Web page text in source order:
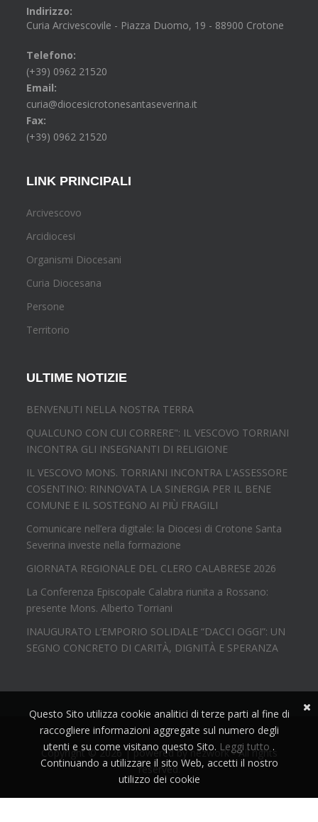
Indirizzo:
Curia Arcivescovile - Piazza Duomo, 19 - 88900 Crotone
Telefono:
(+39) 0962 21520
Email:
curia@diocesicrotonesantaseverina.it
Fax:
(+39) 0962 21520
LINK PRINCIPALI
Arcivescovo
Arcidiocesi
Organismi Diocesani
Curia Diocesana
Persone
Territorio
ULTIME NOTIZIE
BENVENUTI NELLA NOSTRA TERRA
QUALCUNO CON CUI CORRERE": IL VESCOVO TORRIANI
INCONTRA GLI INSEGNANTI DI RELIGIONE
IL VESCOVO MONS. TORRIANI INCONTRA L'ASSESSORE
COSENTINO: RINNOVATA LA SINERGIA PER IL BENE
COMUNE E IL SOSTEGNO AI PIÙ FRAGILI
Comunicare nell’era digitale: la Diocesi di Crotone Santa
Severina investe nella formazione
GIORNATA REGIONALE DEL CLERO CALABRESE 2026
La Conferenza Episcopale Calabra riunita a Rossano:
presente Mons. Alberto Torriani
INAUGURATO L’EMPORIO SOLIDALE “DACCI OGGI”: UN
SEGNO CONCRETO DI CARITÀ, DIGNITÀ E SPERANZA
Copyright © 2026 | powered bynezwork- All rights
reserved.
Questo Sito utilizza cookie analitici di terze parti al fine di
raccogliere informazioni aggregate sul numero degli
utenti e su come visitano questo Sito. Leggi tutto .
Continuando a utilizzare il sito Web, accetti il nostro
utilizzo dei cookie